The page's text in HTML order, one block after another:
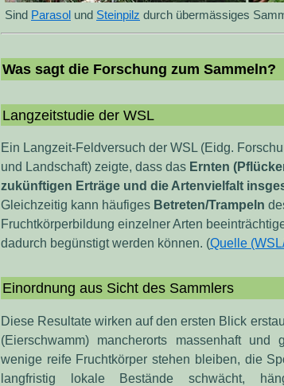
Sind Parasol und Steinpilz durch übermässiges
Was sagt die Forschung zum Sammeln?
Langzeitstudie der WSL
Ein Langzeit-Feldversuch der WSL (Eidg.
und Landschaft) zeigte, dass das Ernten
zukünftigen Erträge und die Artenvielfalt
Gleichzeitig kann häufiges Betreten/Trampeln
Fruchtkörperbildung einzelner Arten
dadurch begünstigt werden können. (Quelle
Einordnung aus Sicht des Sammlers
Diese Resultate wirken auf den ersten Blick
(Eierschwamm) mancherorts massenhaft und
wenige reife Fruchtkörper stehen bleiben, die
langfristig lokale Bestände schwächt,